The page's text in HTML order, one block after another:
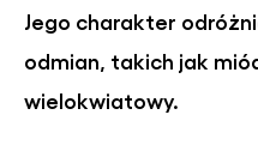
Jego charakter
odmian, takich jak
wielokwiatowy.